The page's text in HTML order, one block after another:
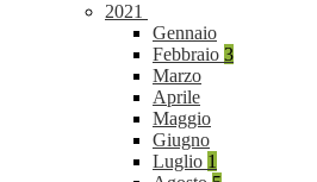
2021
Gennaio
Febbraio 3
Marzo
Aprile
Maggio
Giugno
Luglio 1